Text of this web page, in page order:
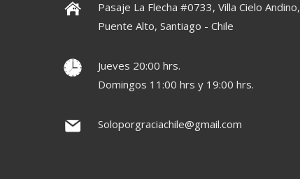
Pasaje La Flecha #0733, Villa Cielo Andino,
Puente Alto, Santiago - Chile
Jueves 20:00 hrs.
Domingos 11:00 hrs y 19:00 hrs.
Soloporgraciachile@gmail.com